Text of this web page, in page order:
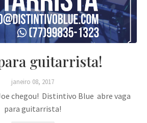
guitarrista!
janeiro 08, 2017
chegou! Distintivo Blue abre vaga
para guitarrista!